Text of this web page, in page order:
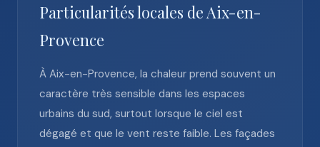
Particularités locales de Aix-en-
Provence
À Aix-en-Provence, la chaleur prend souvent un
caractère très sensible dans les espaces
urbains du sud, surtout lorsque le ciel est
dégagé et que le vent reste faible. Les façades